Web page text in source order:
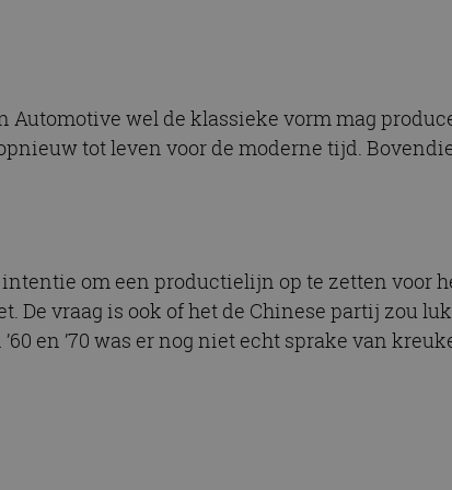
Automotive wel de klassieke vorm mag
tot leven voor de moderne tijd.
om een productielijn op te zetten voor
De vraag is ook of het de Chinese partij zou
en ’70 was er nog niet echt sprake van